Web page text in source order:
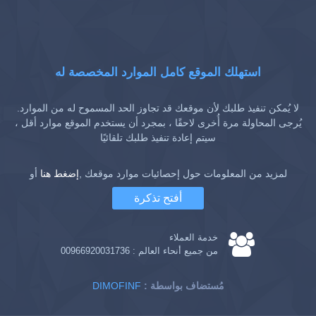
استهلك الموقع كامل الموارد المخصصة له
لا يُمكن تنفيذ طلبك لأن موقعك قد تجاوز الحد المسموح له من الموارد.
يُرجى المحاولة مرة أُخرى لاحقًا ، بمجرد أن يستخدم الموقع موارد أقل ،
سيتم إعادة تنفيذ طلبك تلقائيًا
لمزيد من المعلومات حول إحصائيات موارد موقعك ,إضغط هنا أو
أفتح تذكرة
خدمة العملاء
من جميع أنحاء العالم : 00966920031736
DIMOFINF : مُستضاف بواسطة